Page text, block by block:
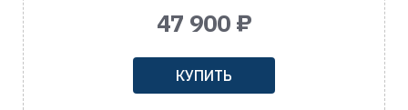
47 900 ₽
КУПИТЬ